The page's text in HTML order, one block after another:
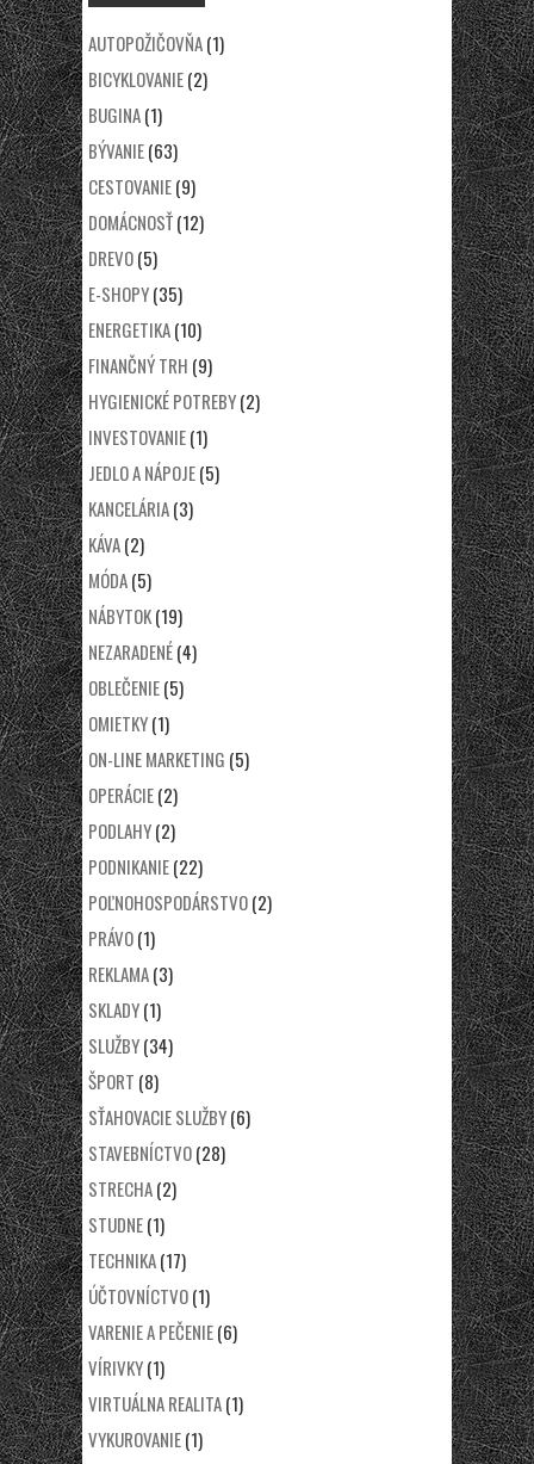
AUTOPOŽIČOVŇA(1)
BICYKLOVANIE(2)
BUGINA(1)
BÝVANIE(63)
CESTOVANIE(9)
DOMÁCNOSŤ(12)
DREVO(5)
E-SHOPY(35)
ENERGETIKA(10)
FINANČNÝ TRH (9)
HYGIENICKÉ POTREBY(2)
INVESTOVANIE(1)
JEDLO A NÁPOJE(5)
KANCELÁRIA(3)
KÁVA(2)
MÓDA(5)
NÁBYTOK(19)
NEZARADENÉ(4)
OBLEČENIE(5)
OMIETKY(1)
ON-LINE MARKETING (5)
OPERÁCIE(2)
PODLAHY(2)
PODNIKANIE(22)
POĽNOHOSPODÁRSTVO(2)
PRÁVO(1)
REKLAMA(3)
SKLADY(1)
SLUŽBY(34)
ŠPORT (8)
SŤAHOVACIE SLUŽBY(6)
STAVEBNÍCTVO(28)
STRECHA(2)
STUDNE(1)
TECHNIKA(17)
ÚČTOVNÍCTVO(1)
VARENIE A PEČENIE(6)
VÍRIVKY(1)
VIRTUÁLNA REALITA(1)
VYKUROVANIE(1)